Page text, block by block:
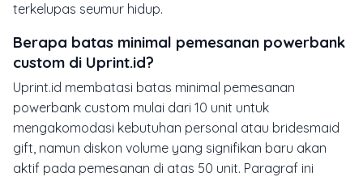
terkelupas seumur hidup.
Berapa batas minimal pemesanan powerbank
custom di Uprint.id?
Uprint.id membatasi batas minimal pemesanan
powerbank custom mulai dari 10 unit untuk
mengakomodasi kebutuhan personal atau bridesmaid
gift, namun diskon volume yang signifikan baru akan
aktif pada pemesanan di atas 50 unit. Paragraf ini